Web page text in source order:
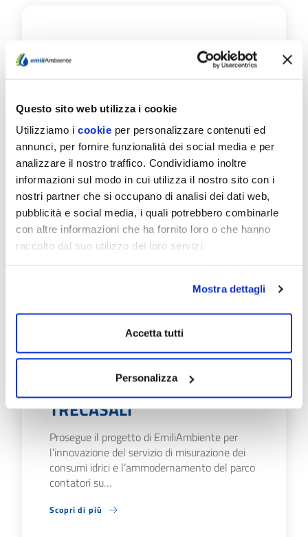
Questo sito web utilizza i cookie
Utilizziamo i cookie per personalizzare contenuti ed
annunci, per fornire funzionalità dei social media e per
analizzare il nostro traffico. Condividiamo inoltre
informazioni sul modo in cui utilizza il nostro sito con i
nostri partner che si occupano di analisi dei dati web,
pubblicità e social media, i quali potrebbero combinarle
con altre informazioni che ha fornito loro o che hanno
raccolto dal suo utilizzo dei loro servizi.
Mostra dettagli
Accetta tutti
Personalizza
FONTANELLATO E
IL 20 E 21/7 CHIUSURE
AGLI SPORTELLI
EmiliAmbiente informa che: Lunedì 20 luglio
lo sportello del Servizio idrico nel Comune di
Fontanellato, normalmente aperto in
Municipio il…
Scopri di più
PROGETTO "SMART
METER": VIA AI
SOPRALLUOGHI A SISSA
TRECASALI
Prosegue il progetto di EmiliAmbiente per
l’innovazione del servizio di misurazione dei
consumi idrici e l’ammodernamento del parco
contatori su…
Scopri di più